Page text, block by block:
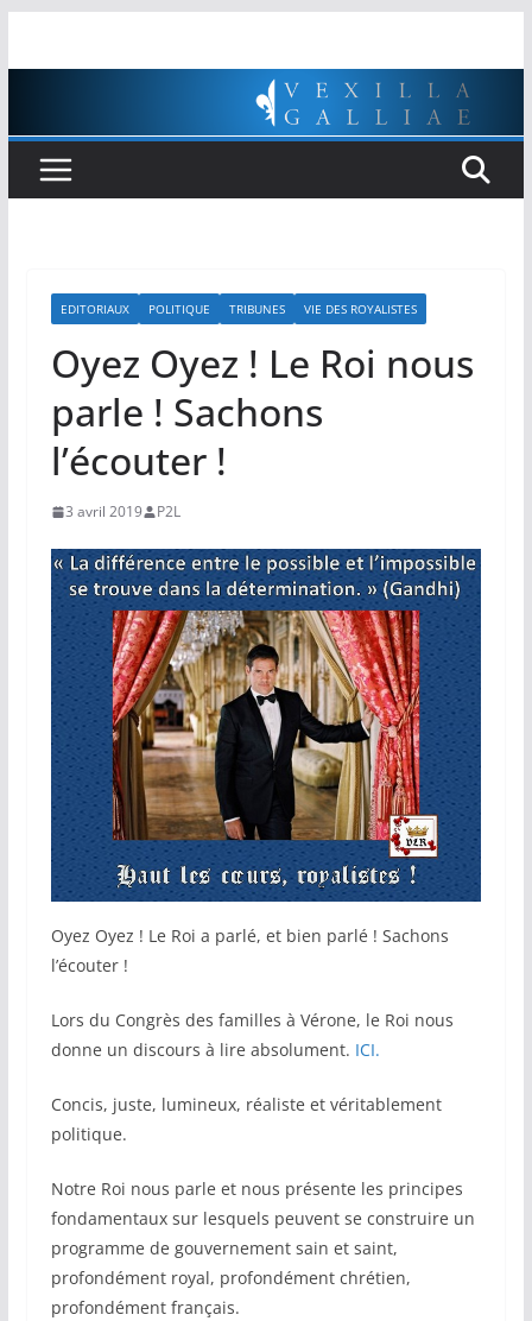
EDITORIAUX POLITIQUE TRIBUNES VIE DES ROYALISTES
Oyez Oyez ! Le Roi nous
parle ! Sachons
l’écouter !
3 avril 2019 P2L
Oyez Oyez ! Le Roi a parlé, et bien parlé ! Sachons
l’écouter !
Lors du Congrès des familles à Vérone, le Roi nous
donne un discours à lire absolument. ICI.
Concis, juste, lumineux, réaliste et véritablement
politique.
Notre Roi nous parle et nous présente les principes
fondamentaux sur lesquels peuvent se construire un
programme de gouvernement sain et saint,
profondément royal, profondément chrétien,
profondément français.